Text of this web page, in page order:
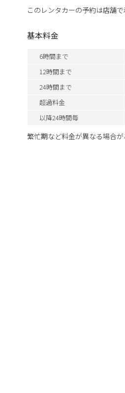
このレンタカーの予約は店舗
基本料金
6時間まで
12時間まで
24時間まで
超過料金
以降24時間毎
繁忙期など料金が異なる場合